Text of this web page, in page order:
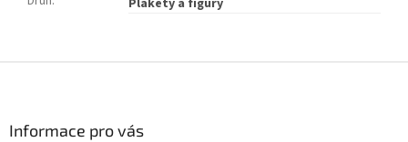
Plakety a figury
Informace pro vás